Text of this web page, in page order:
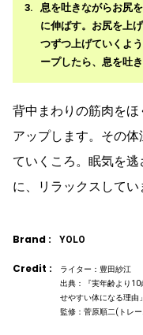
息を吐きながらお尻
に伸ばす。お尻を上
つずつ上げていくよ
ープしたら、息を吐
背中まわりの筋肉を
アップします。その
ていくころ。眠気を
に、リラックスしてい
Brand : YOLO
Credit :
ライター：豊田紗江
出典：『実年齢より10
せやすい体になる理由」
監修：菅原順二(トレ